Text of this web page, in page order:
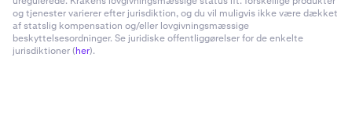
og tjenester varierer efter jurisdiktion, og du vil muligvis ikke være dækket
af statslig kompensation og/eller lovgivningsmæssige
beskyttelsesordninger. Se juridiske offentliggørelser for de enkelte
jurisdiktioner (her).